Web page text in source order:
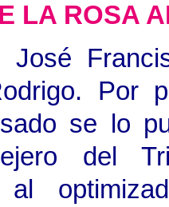
LA ROSA
José
Por
se lo
del
al